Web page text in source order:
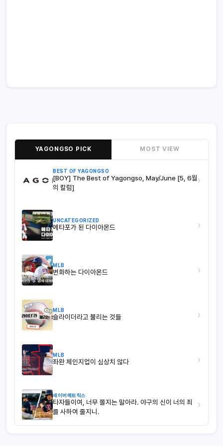
YAGONGSO PICK MOST VIEW
BEST OF YAGONGSO
[BOY] The Best of Yagongso, May/June [5, 6월
의 칼럼]
›
UNCATEGORIZED
메타포가 된 다이아몬드 ›
MLB
변화하는 다이아몬드 ›
MLB
슬라이더라고 불리는 것들 ›
MLB
좌완 체인지업이 심상치 않다 ›
세이버메트릭스
타자들이여, 너무 쫄지는 말아라. 야구의 신이 너의 죄
를 사하여 줄지니.
›